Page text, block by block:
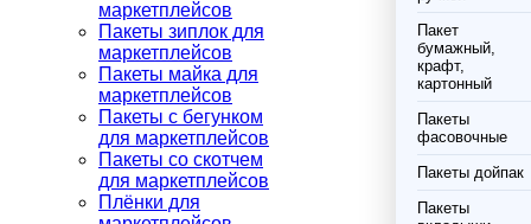
маркетплейсов
Пакеты зиплок для
маркетплейсов
Пакеты майка для
маркетплейсов
Пакеты с бегунком
для маркетплейсов
Пакеты со скотчем
для маркетплейсов
Плёнки для
Пакет
бумажный,
крафт,
картонный
Пакеты
фасовочные
Пакеты дойпак
Пакеты